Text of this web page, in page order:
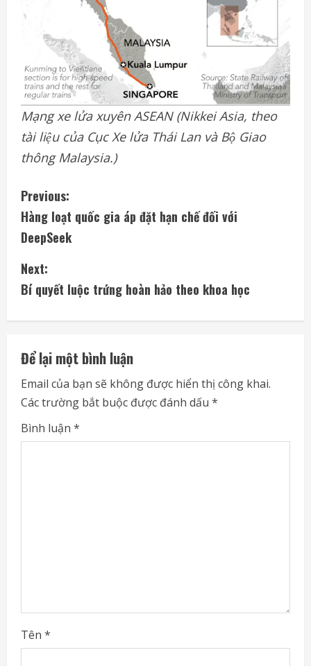
Mạng xe lửa xuyên ASEAN (Nikkei Asia, theo
tài liệu của Cục Xe lửa Thái Lan và Bộ Giao
thông Malaysia.)
C
o
n
t
i
n
u
e
R
g
Previous:
Hàng loạt quốc gia áp đặt hạn chế đối với
DeepSeek
Next:
Bí quyết luộc trứng hoàn hảo theo khoa học
Để lại một bình luận
Email của bạn sẽ không được hiển thị công khai.
Các trường bắt buộc được đánh dấu *
Bình luận *
Tên *